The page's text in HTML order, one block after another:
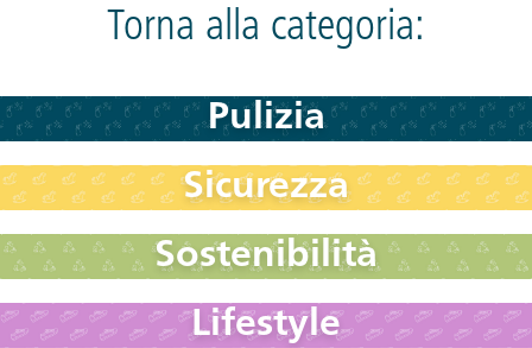
Torna alla categoria:
Pulizia
Sicurezza
Sostenibilità
Lifestyle